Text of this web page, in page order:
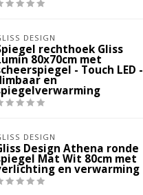
DESIGN
rechthoek Gliss
80x70cm met
- Touch LED -
en
DESIGN
Design Athena ronde
Mat Wit 80cm met
en verwarming